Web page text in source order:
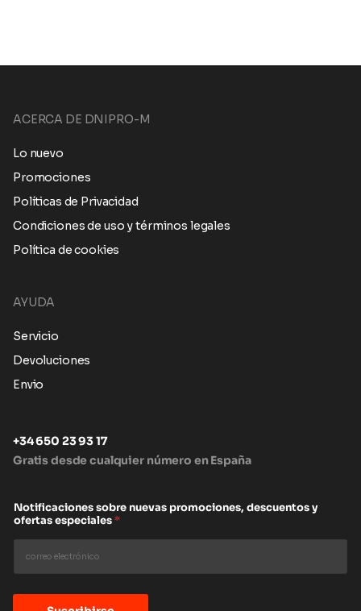
ACERCA DE DNIPRO-M
Lo nuevo
Promociones
Políticas de Privacidad
Condiciones de uso y términos legales
Política de cookies
AYUDA
Servicio
Devoluciones
Envio
+34 650 23 93 17
Gratis desde cualquier número en España
Notificaciones sobre nuevas promociones, descuentos y
ofertas especiales*